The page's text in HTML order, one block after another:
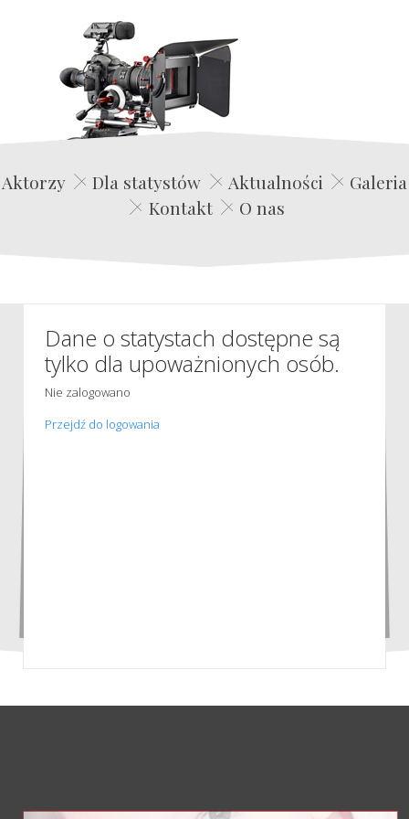
Edwin Film Agencja Aktorska
Aktorzy Dla statystów Aktualności
Galeria
Kontakt
O nas
Dane o statystach dostępne są
tylko dla upoważnionych osób.
Nie zalogowano
Przejdź do logowania